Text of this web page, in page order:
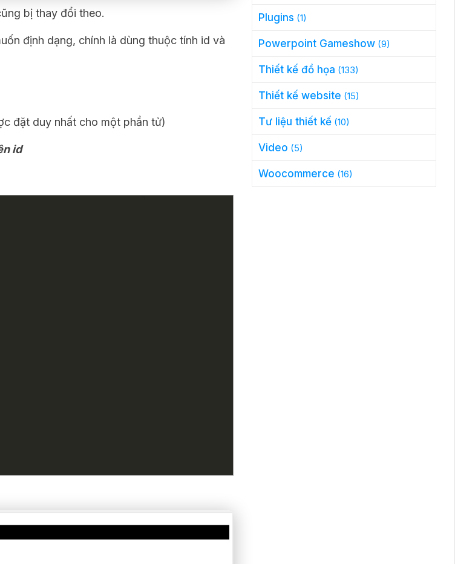
bị thay đổi theo.
định dạng, chính là dùng thuộc tính id và
đặt duy nhất cho một phần tử)
id
Plugins (1)
Powerpoint Gameshow(9)
Thiết kế đồ họa (133)
Thiết kế website (15)
Tư liệu thiết kế(10)
Video (5)
Woocommerce (16)